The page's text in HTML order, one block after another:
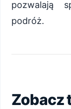
pozwalają
podróż.
Zobacz